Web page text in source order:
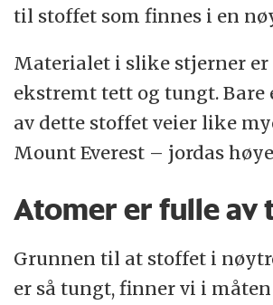
til stoffet som finnes i en
Materialet i slike stjerner
ekstremt tett og tungt. Bare
av dette stoffet veier like
Mount Everest – jordas
Atomer er fulle av
Grunnen til at stoffet i
er så tungt, finner vi i